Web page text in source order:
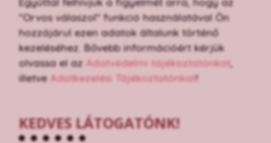
"Orvos válaszol" funkció használatával Ön
hozzájárul ezen adatok általunk történő
kezeléséhez. Bővebb információért kérjük
olvassa el az Adatvédelmi tájékoztatónkat,
illetve Adatkezelési Tájékoztatónkat!
KEDVES LÁTOGATÓNK!